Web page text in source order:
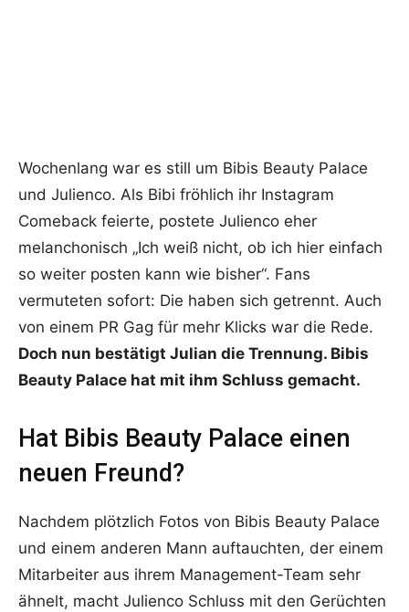
Wochenlang war es still um Bibis Beauty Palace
und Julienco. Als Bibi fröhlich ihr Instagram
Comeback feierte, postete Julienco eher
melanchonisch „Ich weiß nicht, ob ich hier einfach
so weiter posten kann wie bisher“. Fans
vermuteten sofort: Die haben sich getrennt. Auch
von einem PR Gag für mehr Klicks war die Rede.
Doch nun bestätigt Julian die Trennung. Bibis
Beauty Palace hat mit ihm Schluss gemacht.
Hat Bibis Beauty Palace einen
neuen Freund?
Nachdem plötzlich Fotos von Bibis Beauty Palace
und einem anderen Mann auftauchten, der einem
Mitarbeiter aus ihrem Management-Team sehr
ähnelt, macht Julienco Schluss mit den Gerüchten